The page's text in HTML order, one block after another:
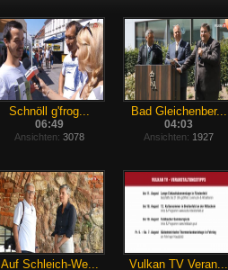
Schnöll g'frog...
06:49
Ansichten: 3078
Bad Gleichenber...
04:03
Ansichten: 1927
Auf Schleich-We... Vulkan TV Veran...